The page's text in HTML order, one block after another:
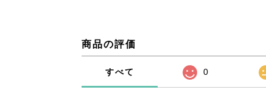
商品の評価
すべて 0